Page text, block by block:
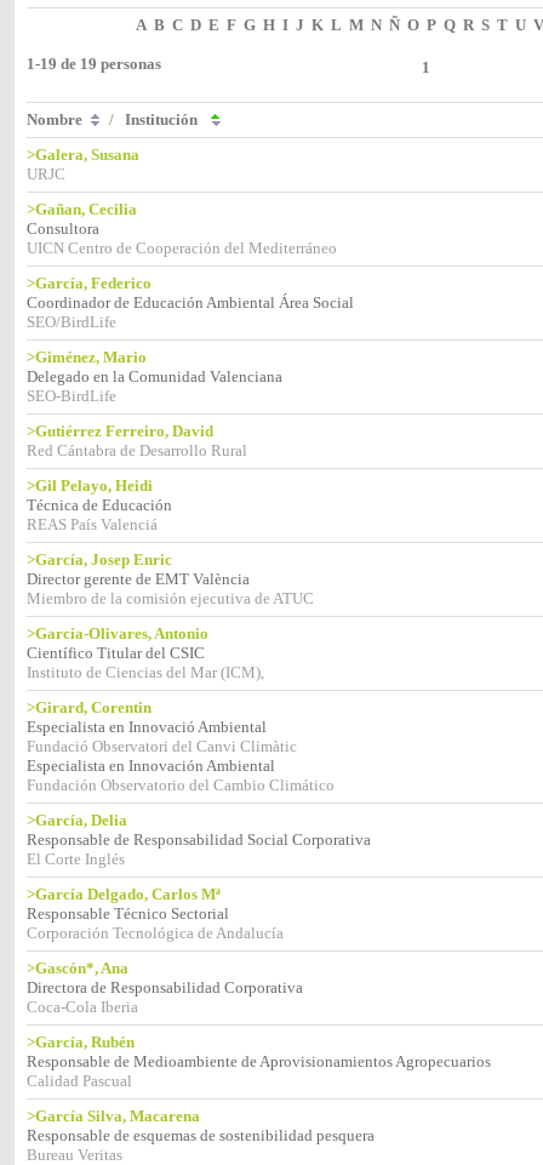
A B C D E F G H I J K L M N Ñ O P Q R S T U V
1-19 de 19 personas 1
Nombre / Institución
>Galera, Susana
URJC
>Gañan, Cecilia
Consultora
UICN Centro de Cooperación del Mediterráneo
>García, Federico
Coordinador de Educación Ambiental Área Social
SEO/BirdLife
>Giménez, Mario
Delegado en la Comunidad Valenciana
SEO-BirdLife
>Gutiérrez Ferreiro, David
Red Cántabra de Desarrollo Rural
>Gil Pelayo, Heidi
Técnica de Educación
REAS País Valenciá
>García, Josep Enric
Director gerente de EMT València
Miembro de la comisión ejecutiva de ATUC
>García-Olivares, Antonio
Científico Titular del CSIC
Instituto de Ciencias del Mar (ICM),
>Girard, Corentin
Especialista en Innovació Ambiental
Fundació Observatori del Canvi Climàtic
Especialista en Innovación Ambiental
Fundación Observatorio del Cambio Climático
>García, Delia
Responsable de Responsabilidad Social Corporativa
El Corte Inglés
>García Delgado, Carlos Mª
Responsable Técnico Sectorial
Corporación Tecnológica de Andalucía
>Gascón*, Ana
Directora de Responsabilidad Corporativa
Coca-Cola Iberia
>García, Rubén
Responsable de Medioambiente de Aprovisionamientos Agropecuarios
Calidad Pascual
>García Silva, Macarena
Responsable de esquemas de sostenibilidad pesquera
Bureau Veritas